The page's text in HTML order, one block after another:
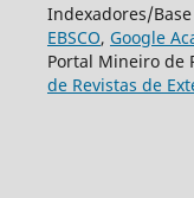
Indexadores/
EBSCO, Google
Portal Mineiro de
de Revistas de